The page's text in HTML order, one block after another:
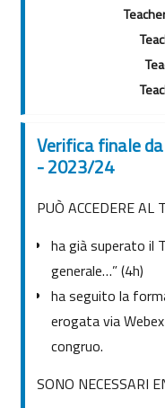
Verifica finale
- 2023/24
PUÒ ACCEDERE AL
ha già superato il
generale…” (4h)
ha seguito la
erogata via
congruo.
SONO NECESSARI